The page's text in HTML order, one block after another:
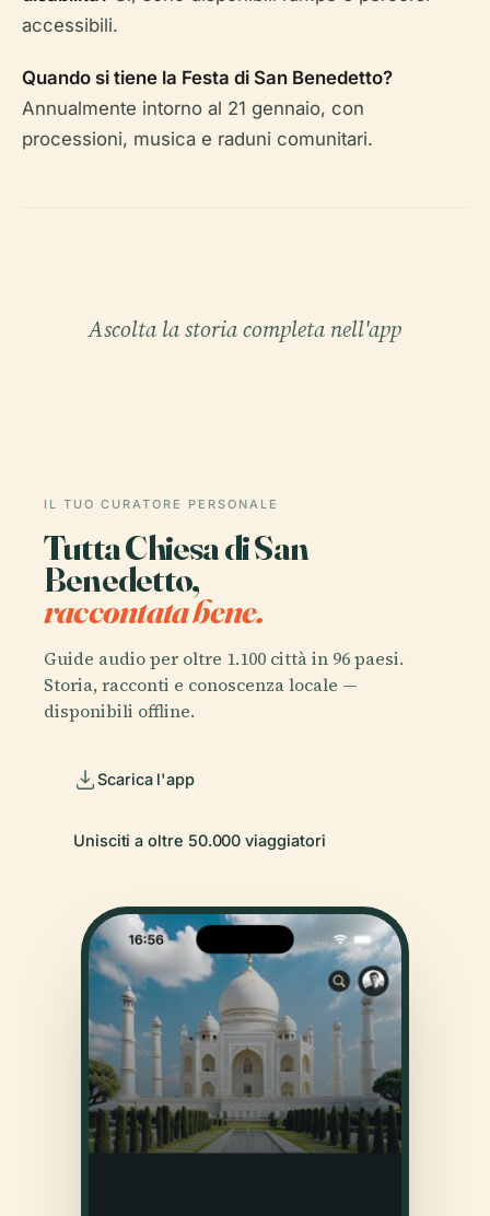
accessibili.
Quando si tiene la Festa di San Benedetto?
Annualmente intorno al 21 gennaio, con
processioni, musica e raduni comunitari.
Ascolta la storia completa nell'app
IL TUO CURATORE PERSONALE
Tutta Chiesa di San
Benedetto,
raccontata bene.
Guide audio per oltre 1.100 città in 96 paesi.
Storia, racconti e conoscenza locale —
disponibili offline.
Scarica l'app
Unisciti a oltre 50.000 viaggiatori